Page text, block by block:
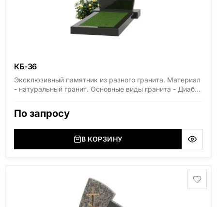
КБ-36
Эксклюзивный памятник из разного гранита. Материал
- натуральный гранит. Основные виды гранита - Диабаз
(Украина, Житомерская область), Лабродарит
(Украина, Житомерская область), Сюксюансаари
(Россия, Карелия), Амфиболит (Россия, Мурманская
По запросу
В КОРЗИНУ